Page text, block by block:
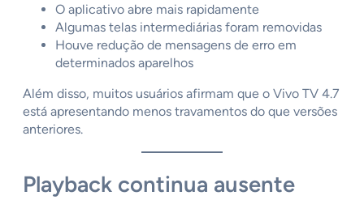
O aplicativo abre mais rapidamente
Algumas telas intermediárias foram removidas
Houve redução de mensagens de erro em
determinados aparelhos
Além disso, muitos usuários afirmam que o Vivo TV 4.7
está apresentando menos travamentos do que versões
anteriores.
Playback continua ausente